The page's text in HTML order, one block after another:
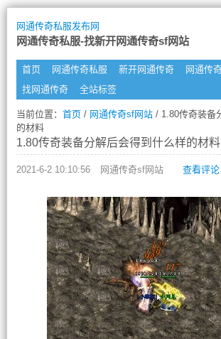
网通传奇私服发布网
网通传奇私服-找新开网通传奇sf网站
首页 网通传奇私服 新开网通传奇
网通传
找网通传奇
全站标签
当前位置： 首页/ 网通传奇sf网站/ 1.80传奇装备
的材料
1.80传奇装备分解后会得到什么样的材料
2021-6-2 10:10:56 网通传奇sf网站 查看评论